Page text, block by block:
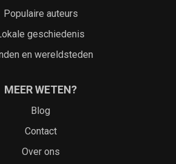
Populaire auteurs
geschiedenis
en wereldsteden
MEER WETEN?
Blog
Contact
Over ons